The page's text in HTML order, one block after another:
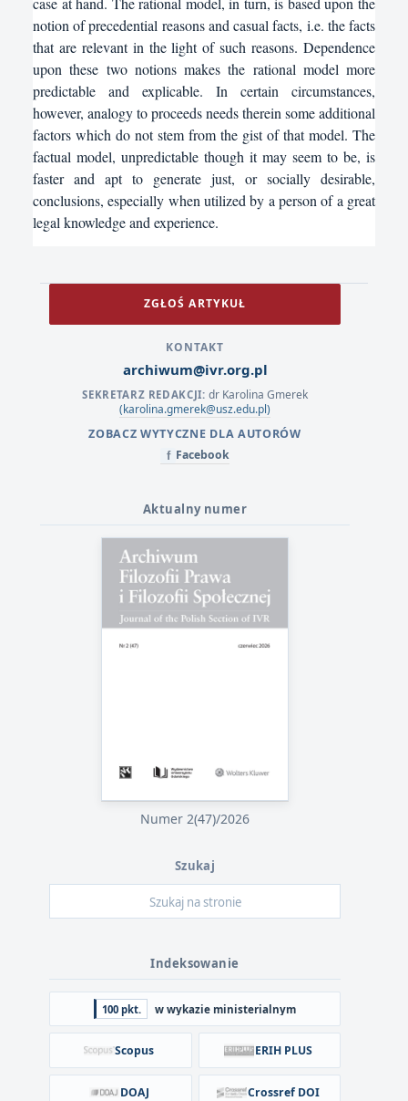
notion of precedential reasons and casual facts, i.e. the facts
that are relevant in the light of such reasons. Dependence
upon these two notions makes the rational model more
predictable and explicable. In certain circumstances,
however, analogy to proceeds needs therein some additional
factors which do not stem from the gist of that model. The
factual model, unpredictable though it may seem to be, is
faster and apt to generate just, or socially desirable,
conclusions, especially when utilized by a person of a great
legal knowledge and experience.
ZGŁOŚ ARTYKUŁ
KONTAKT
archiwum@ivr.org.pl
SEKRETARZ REDAKCJI: dr Karolina Gmerek
(karolina.gmerek@usz.edu.pl)
ZOBACZ WYTYCZNE DLA AUTORÓW
f Facebook
Aktualny numer
Numer 2(47)/2026
Indeksowanie
100 pkt. w wykazie ministerialnym
Scopus ERIH PLUS
DOAJ Crossref DOI
Szukaj